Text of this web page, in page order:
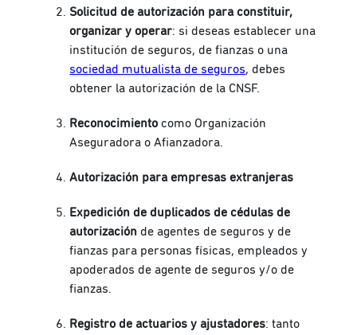
Solicitud de autorización para constituir,
organizar y operar: si deseas establecer una
institución de seguros, de fianzas o una
sociedad mutualista de seguros, debes
obtener la autorización de la CNSF.
Reconocimientocomo Organización
Aseguradora o Afianzadora.
Autorización para empresas extranjeras
Expedición de duplicados de cédulas de
autorización de agentes de seguros y de
fianzas para personas físicas, empleados y
apoderados de agente de seguros y/o de
fianzas.
Registro de actuarios y ajustadores: tanto